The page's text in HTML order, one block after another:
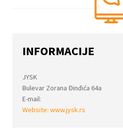
INFORMACIJE
JYSK
Bulevar Zorana Đinđića 64a
E-mail:
Website: www.jysk.rs